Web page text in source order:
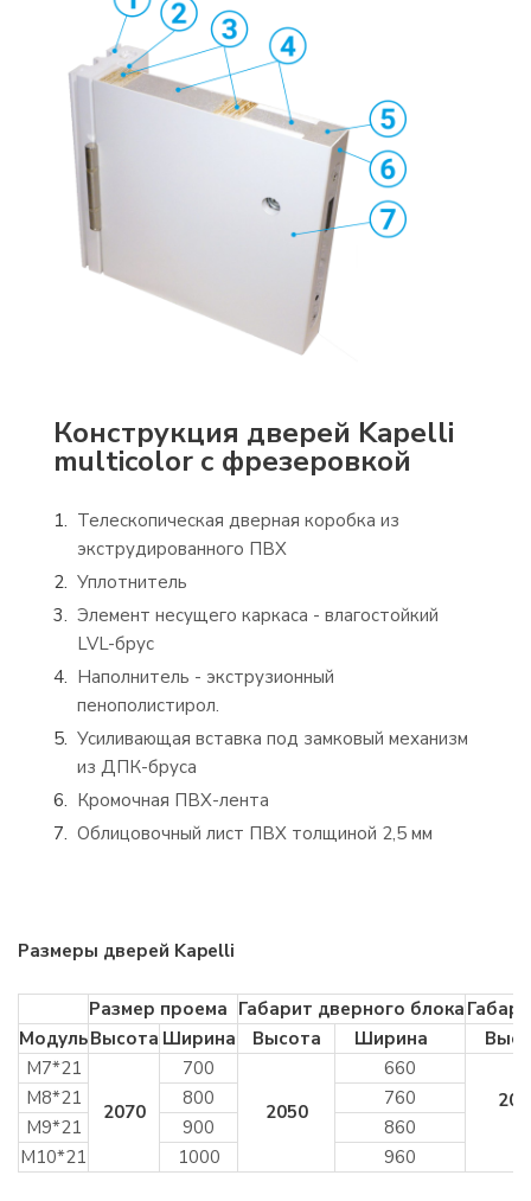
Конструкция дверей Kapelli
multicolor с фрезеровкой
Телескопическая дверная коробка из
экструдированного ПВХ
Уплотнитель
Элемент несущего каркаса - влагостойкий
LVL-брус
Наполнитель - экструзионный
пенополистирол.
Усиливающая вставка под замковый механизм
из ДПК-бруса
Кромочная ПВХ-лента
Облицовочный лист ПВХ толщиной 2,5 мм
Размеры дверей Kapelli
Размер проема Габарит дверного блока
МодульВысота Ширина Высота Ширина
М7*21
2070
700
2050
660
М8*21 800
760
М9*21
900
860
М10*21
1000 960